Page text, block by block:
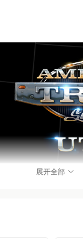
展开全部